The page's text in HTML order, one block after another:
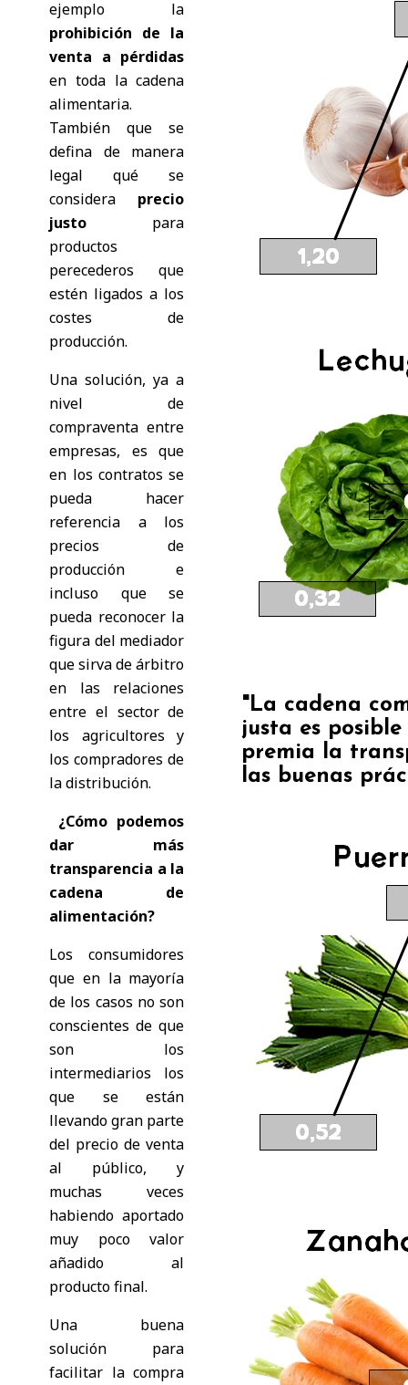
ejemplo la
prohibición de la
venta a pérdidas
en toda la cadena
alimentaria.
También que se
defina de manera
legal qué se
considera precio
justo para
productos
perecederos que
estén ligados a los
costes de
producción.
Una solución, ya a
nivel de
compraventa entre
empresas, es que
en los contratos se
pueda hacer
referencia a los
precios de
producción e
incluso que se
pueda reconocer la
figura del mediador
que sirva de árbitro
en las relaciones
entre el sector de
los agricultores y
los compradores de
la distribución.
¿Cómo podemos
dar más
transparencia a la
cadena de
alimentación?
Los consumidores
que en la mayoría
de los casos no son
conscientes de que
son los
intermediarios los
que se están
llevando gran parte
del precio de venta
al público, y
muchas veces
habiendo aportado
muy poco valor
añadido al
producto final.
Una buena
solución para
facilitar la compra
"La cadena
justa es posible
premia la
las buenas